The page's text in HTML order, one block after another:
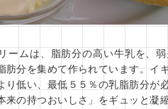
ームは、脂肪分の高い牛乳を、
肪分を集めて作られています。イ
り低い、最低５５％の乳脂肪分が
来の持つおいしさ」をギュッと凝